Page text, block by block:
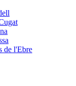
de l'Ebre